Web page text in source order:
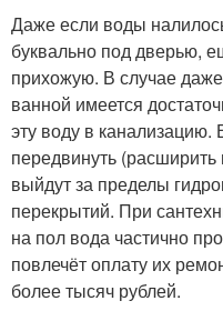
Даже если воды
буквально под дверью,
прихожую. В случае
ванной имеется
эту воду в канализацию.
передвинуть
выйдут за пределы
перекрытий. При
на пол вода частично
повлечёт оплату их
более тысяч рублей.